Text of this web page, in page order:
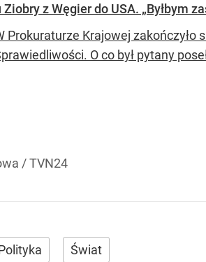
z Węgier do USA. „Byłbym
Prokuraturze Krajowej zakończyło
O co był pytany
/ TVN24
Świat